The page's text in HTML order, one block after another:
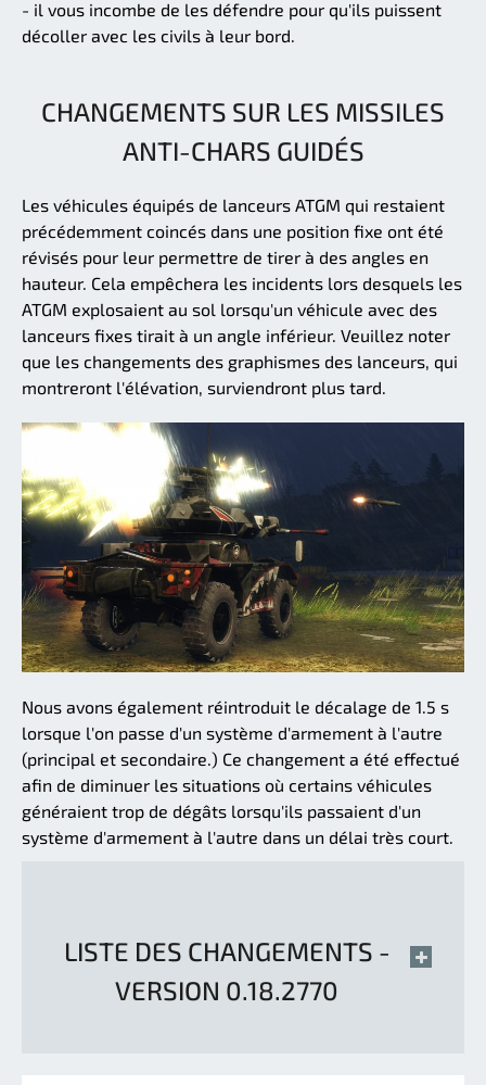
- il vous incombe de les défendre pour qu'ils puissent
décoller avec les civils à leur bord.
CHANGEMENTS SUR LES MISSILES
ANTI-CHARS GUIDÉS
Les véhicules équipés de lanceurs ATGM qui restaient
précédemment coincés dans une position fixe ont été
révisés pour leur permettre de tirer à des angles en
hauteur. Cela empêchera les incidents lors desquels les
ATGM explosaient au sol lorsqu'un véhicule avec des
lanceurs fixes tirait à un angle inférieur. Veuillez noter
que les changements des graphismes des lanceurs, qui
montreront l'élévation, surviendront plus tard.
Nous avons également réintroduit le décalage de 1.5 s
lorsque l'on passe d'un système d'armement à l'autre
(principal et secondaire.) Ce changement a été effectué
afin de diminuer les situations où certains véhicules
généraient trop de dégâts lorsqu'ils passaient d'un
système d'armement à l'autre dans un délai très court.
LISTE DES CHANGEMENTS -
VERSION 0.18.2770